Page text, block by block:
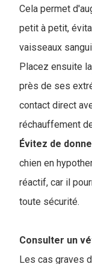
Cela permet
petit à petit,
vaisseaux
Placez ensuite la
près de ses
contact direct
réchauffement
Évitez de
chien en
réactif, car il
toute sécurité.
Consulter un
Les cas graves